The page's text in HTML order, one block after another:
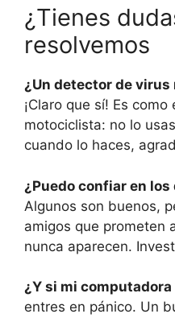
¿Tienes
resolvemos
¿Un detector de
¡Claro que sí! Es
motociclista: no lo
cuando lo haces,
¿Puedo confiar en
Algunos son buenos,
amigos que prometen
nunca aparecen.
¿Y si mi
entres en pánico. Un